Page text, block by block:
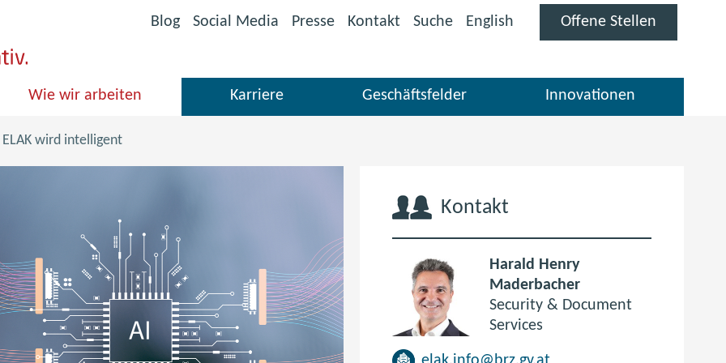
Wie wir arbeiten Karriere Geschäftsfelder Innovationen
Blog Social Media (öffnet
Fenster)
Presse Kontakt Suche English Offene Stellen
im
Fenster)
ELAK wird intelligent
Kontakt
Harald Henry
Maderbacher
Security & Document
Services